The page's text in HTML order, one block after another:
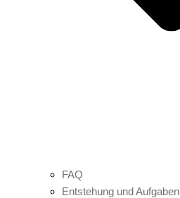
FAQ
Entstehung und Aufgaben